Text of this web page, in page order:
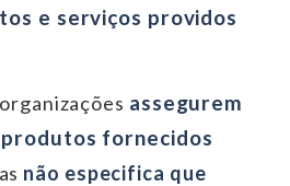
e serviços providos
assegurem
fornecidos
não especifica que